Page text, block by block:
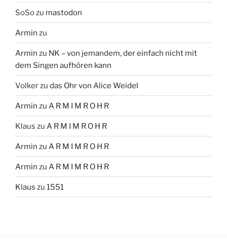
SoSozu mastodon
Armin zu
Armin zu NK – von jemandem, der einfach nicht mit
dem Singen aufhören kann
Volkerzu das Ohr von Alice Weidel
Armin zu A R M I M R O H R
Klaus zu A R M I M R O H R
Armin zu A R M I M R O H R
Armin zu A R M I M R O H R
Klaus zu 1551